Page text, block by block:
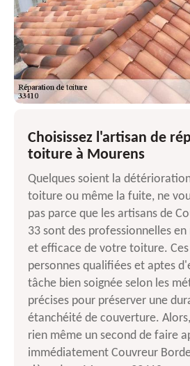
Choisissez l'artisan de
toiture à Mourens
Quelques soient la
toiture ou même la fuite, ne
pas parce que les artisans de
33 sont des professionnelles
et efficace de votre toiture.
personnes qualifiées et aptes
tâche bien soignée selon les
précises pour préserver une
étanchéité de couverture.
rien même un second de faire
immédiatement Couvreur